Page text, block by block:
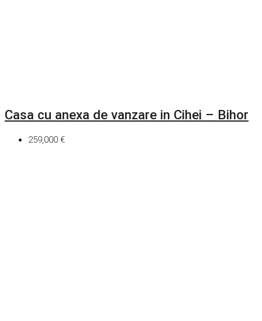
Casa cu anexa de vanzare in Cihei – Bihor
259,000 €